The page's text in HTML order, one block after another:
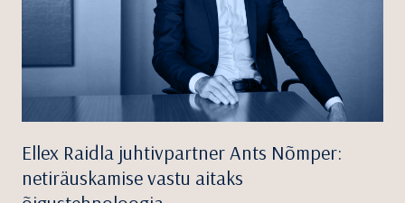
Ellex Raidla juhtivpartner Ants Nõmper:
netiräuskamise vastu aitaks